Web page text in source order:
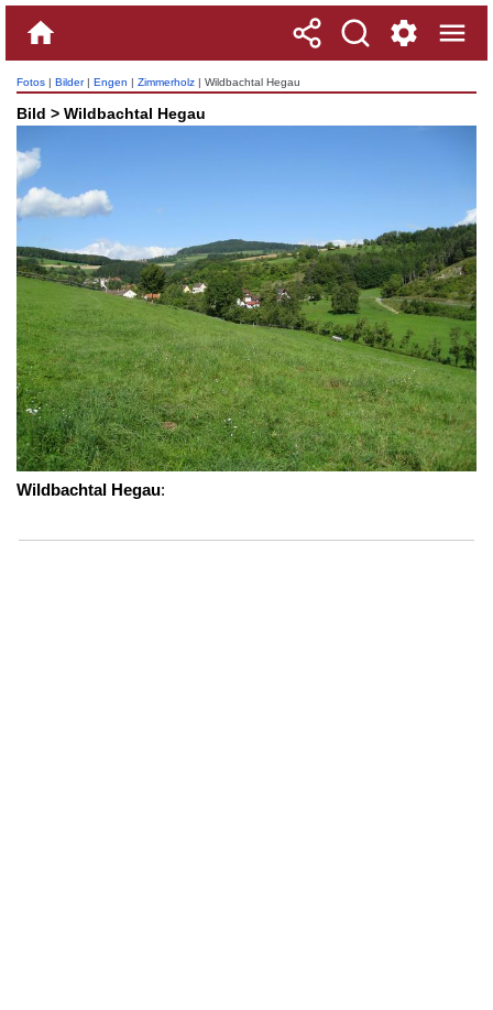
Fotos | Bilder| Engen | Zimmerholz | Wildbachtal Hegau
Bild > Wildbachtal Hegau
Wildbachtal Hegau: